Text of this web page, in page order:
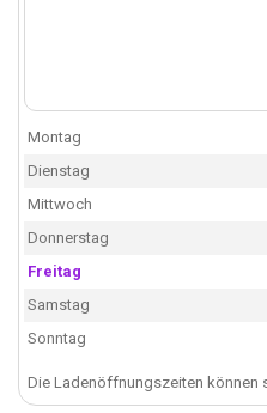
Montag
Dienstag
Mittwoch
Donnerstag
Freitag
Samstag
Sonntag
Die Ladenöffnungszeiten können